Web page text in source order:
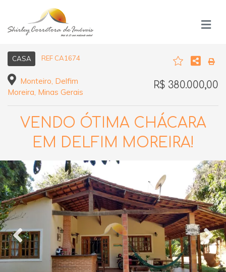
CASA REF CA1674
Monteiro, Delfim
Moreira, Minas Gerais
R$ 380.000,00
VENDO ÓTIMA CHÁCARA
EM DELFIM MOREIRA!